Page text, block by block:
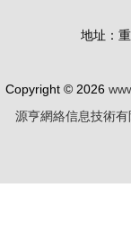
地址：
Copyright © 2026
源亨網絡信息技術有